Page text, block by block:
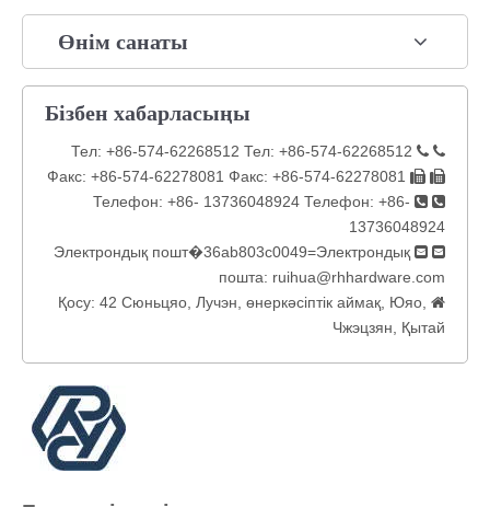
Өнім санаты
Бізбен хабарласыңы
 
 
 
Телефон: +86- 13736048924 Телефон: +86-
13736048924
 
Электрондық пошт�36ab803c0049=Электрондық
пошта: ruihua@rhhardware.com

Қосу: 42 Сюньцяо, Лучэн, өнеркәсіптік аймақ, Юяо,
Чжэцзян, Қытай